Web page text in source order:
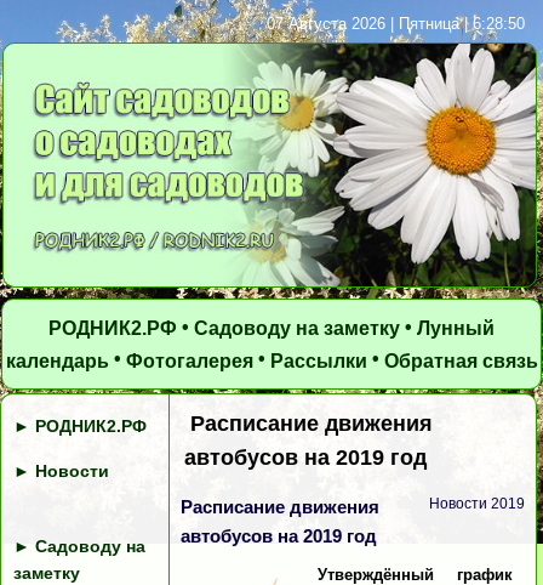
07 Августа 2026 | Пятница | 6:28:50
РОДНИК2.РФ • Садоводу на заметку • Лунный
календарь • Фотогалерея• Рассылки • Обратная связь
► РОДНИК2.РФ
► Новости
► Садоводу на
заметку
Расписание движения
автобусов на 2019 год
Расписание движения
автобусов на 2019 год
Новости 2019
Утверждённый график